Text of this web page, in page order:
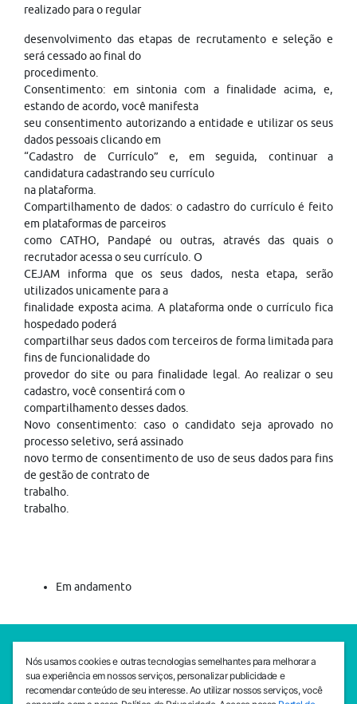
realizado para o regular
desenvolvimento das etapas de recrutamento e seleção e
será cessado ao final do
procedimento.
Consentimento: em sintonia com a finalidade acima, e,
estando de acordo, você manifesta
seu consentimento autorizando a entidade e utilizar os seus
dados pessoais clicando em
“Cadastro de Currículo” e, em seguida, continuar a
candidatura cadastrando seu currículo
na plataforma.
Compartilhamento de dados: o cadastro do currículo é feito
em plataformas de parceiros
como CATHO, Pandapé ou outras, através das quais o
recrutador acessa o seu currículo. O
CEJAM informa que os seus dados, nesta etapa, serão
utilizados unicamente para a
finalidade exposta acima. A plataforma onde o currículo fica
hospedado poderá
compartilhar seus dados com terceiros de forma limitada para
fins de funcionalidade do
provedor do site ou para finalidade legal. Ao realizar o seu
cadastro, você consentirá com o
compartilhamento desses dados.
Novo consentimento: caso o candidato seja aprovado no
processo seletivo, será assinado
novo termo de consentimento de uso de seus dados para fins
de gestão de contrato de
trabalho.
trabalho.
Em andamento
SEDE CEJAM
Av. da Liberdade, 765, Liberdade, São Paulo, 01503-001
(11) 3469 - 1818
Nós usamos cookies e outras tecnologias semelhantes para melhorar a
sua experiência em nossos serviços, personalizar publicidade e
recomendar conteúdo de seu interesse. Ao utilizar nossos serviços, você